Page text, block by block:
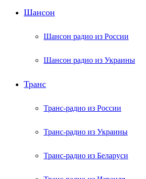
Шансон
Шансон радио из России
Шансон радио из Украины
Транс
Транс-радио из России
Транс-радио из Украины
Транс-радио из Беларуси